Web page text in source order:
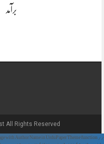
برآمد
All Rights Reserved.
with Author Name in UrduPaper Theme function